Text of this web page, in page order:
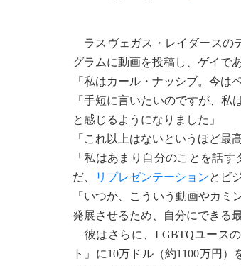
ラスヴェガス・レイダースの
グラムに動画を投稿し、ゲイで
「私はカール・ナッシブ。今は
「手短に言いたいのですが、
と感じるようになりました」
「これ以上はないというほど最
「私はあまり自分のことを話
だ、
リプレゼンテーションとビ
「いつか、こういう動画やカ
発展させるため、自分にできる
彼はさらに、LGBTQユース
ト」に10万ドル（約1100万円